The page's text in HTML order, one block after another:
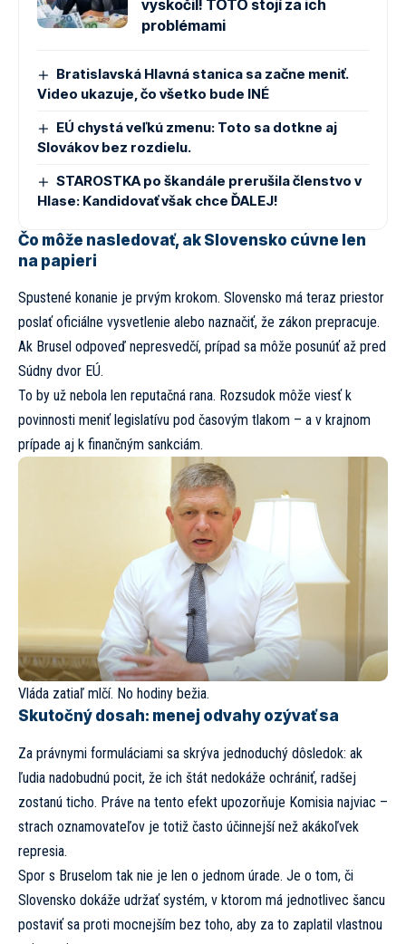
vyskočil! TOTO stojí za ich
problémami
Bratislavská Hlavná stanica sa začne meniť.
Video ukazuje, čo všetko bude INÉ
EÚ chystá veľkú zmenu: Toto sa dotkne aj
Slovákov bez rozdielu.
STAROSTKA po škandále prerušila členstvo v
Hlase: Kandidovať však chce ĎALEJ!
Čo môže nasledovať, ak Slovensko cúvne len
na papieri
Spustené konanie je prvým krokom. Slovensko má teraz priestor
poslať oficiálne vysvetlenie alebo naznačiť, že zákon prepracuje.
Ak Brusel odpoveď nepresvedčí, prípad sa môže posunúť až pred
Súdny dvor EÚ.
To by už nebola len reputačná rana. Rozsudok môže viesť k
povinnosti meniť legislatívu pod časovým tlakom – a v krajnom
prípade aj k finančným sankciám.
Vláda zatiaľ mlčí. No hodiny bežia.
Skutočný dosah: menej odvahy ozývať sa
Za právnymi formuláciami sa skrýva jednoduchý dôsledok: ak
ľudia nadobudnú pocit, že ich štát nedokáže ochrániť, radšej
zostanú ticho. Práve na tento efekt upozorňuje Komisia najviac –
strach oznamovateľov je totiž často účinnejší než akákoľvek
represia.
Spor s Bruselom tak nie je len o jednom úrade. Je o tom, či
Slovensko dokáže udržať systém, v ktorom má jednotlivec šancu
postaviť sa proti mocnejším bez toho, aby za to zaplatil vlastnou